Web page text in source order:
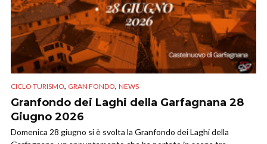
CICLO TURISMO, GRAN FONDO, NEWS
Granfondo dei Laghi della Garfagnana 28
Giugno 2026
Domenica 28 giugno si è svolta la Granfondo dei Laghi della